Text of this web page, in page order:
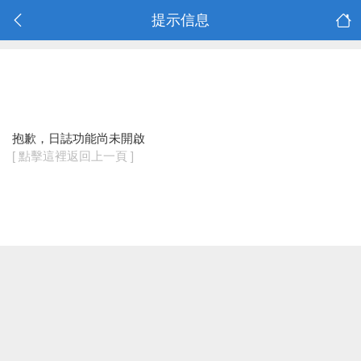
提示信息
抱歉，日誌功能尚未開啟
[ 點擊這裡返回上一頁 ]